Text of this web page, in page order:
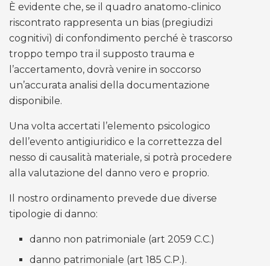
È evidente che, se il quadro anatomo-clinico
riscontrato rappresenta un bias (pregiudizi
cognitivi) di confondimento perché è trascorso
troppo tempo tra il supposto trauma e
l’accertamento, dovrà venire in soccorso
un’accurata analisi della documentazione
disponibile.
Una volta accertati l’elemento psicologico
dell’evento antigiuridico e la correttezza del
nesso di causalità materiale, si potrà procedere
alla valutazione del danno vero e proprio.
Il nostro ordinamento prevede due diverse
tipologie di danno:
danno non patrimoniale (art 2059 C.C.)
danno patrimoniale (art 185 C.P.).